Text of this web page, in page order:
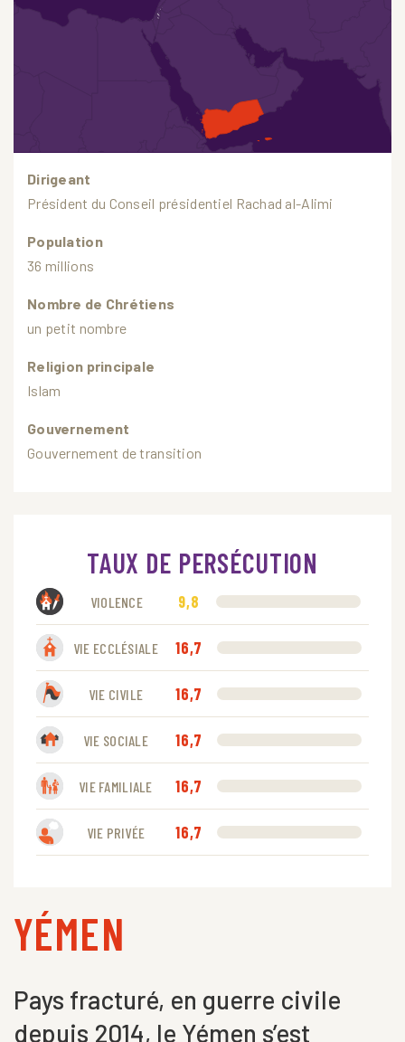
Dirigeant
Président du Conseil présidentiel Rachad al-Alimi
Population
36 millions
Nombre de Chrétiens
un petit nombre
Religion principale
Islam
Gouvernement
Gouvernement de transition
TAUX DE PERSÉCUTION
VIOLENCE 9,8
VIE ECCLÉSIALE 16,7
VIE CIVILE 16,7
VIE SOCIALE 16,7
VIE FAMILIALE 16,7
VIE PRIVÉE 16,7
YÉMEN
Pays fracturé, en guerre civile
depuis 2014, le Yémen s’est